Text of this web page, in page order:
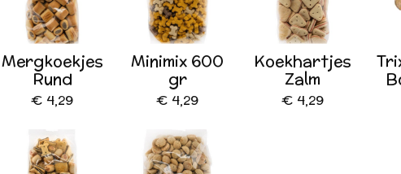
Mergkoekjes
Rund
€ 4,29
Minimix 600
gr
€ 4,29
Koekhartjes
Zalm
€ 4,29